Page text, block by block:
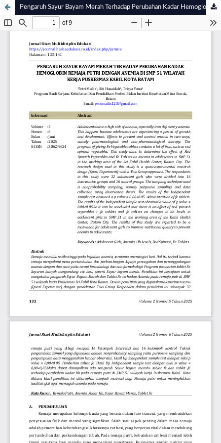
Pengaruh Sayur Bayam Merah Terhadap Perubahan Kadar Hemoglobin Remaja Putri Dengan Anemia di SMP 51 Wilayah Kerja Puskesmas Kabil Kota Batam